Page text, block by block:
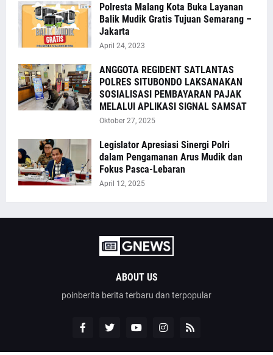
Polresta Malang Kota Buka Layanan
Balik Mudik Gratis Tujuan Semarang –
Jakarta
April 24, 2023
ANGGOTA REGIDENT SATLANTAS
POLRES SITUBONDO LAKSANAKAN
SOSIALISASI PEMBAYARAN PAJAK
MELALUI APLIKASI SIGNAL SAMSAT
Oktober 27, 2025
Legislator Apresiasi Sinergi Polri
dalam Pengamanan Arus Mudik dan
Fokus Pasca-Lebaran
April 12, 2025
ABOUT US
poinberita berita terbaru dan terpopular